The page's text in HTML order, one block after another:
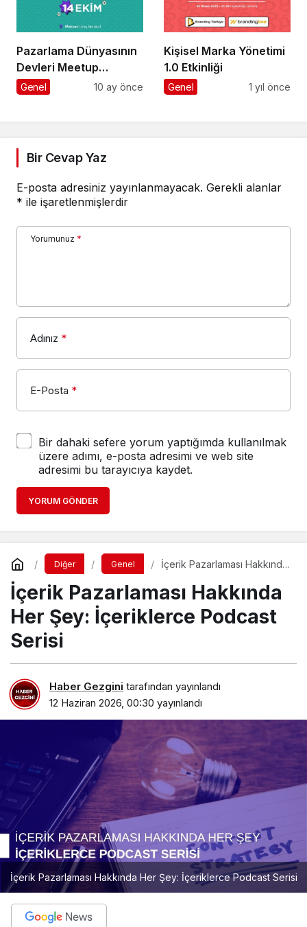
Pazarlama Dünyasının
Devleri Meetup
Istanbul 2025’te
Genel 10 ay önce
Kişisel Marka Yönetimi
1.0 Etkinliği
Genel 1 yıl önce
Bir Cevap Yaz
E-posta adresiniz yayınlanmayacak. Gerekli alanlar
* ile işaretlenmişlerdir
Yorumunuz *
Adınız *
E-Posta *
Bir dahaki sefere yorum yaptığımda kullanılmak
üzere adımı, e-posta adresimi ve web site
adresimi bu tarayıcıya kaydet.
YORUM GÖNDER
Diğer Genel
İçerik Pazarlaması Hakkında
Podcast Serisi
İçerik Pazarlaması Hakkında
Her Şey: İçeriklerce Podcast
Serisi
Haber Gezgini tarafından yayınlandı
12 Haziran 2026, 00:30 yayınlandı
İçerik Pazarlaması Hakkında Her Şey: İçeriklerce Podcast Serisi